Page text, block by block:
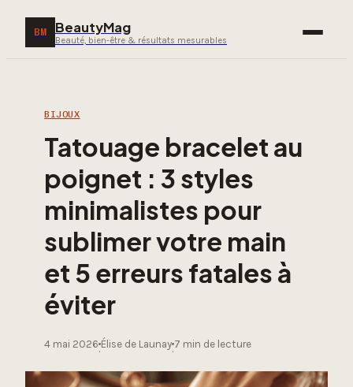
BM BeautyMag
Beauté, bien-être & résultats mesurables
BIJOUX
Tatouage bracelet au
poignet : 3 styles
minimalistes pour
sublimer votre main
et 5 erreurs fatales à
éviter
4 mai 2026
·
Élise de Launay
·
7 min de lecture